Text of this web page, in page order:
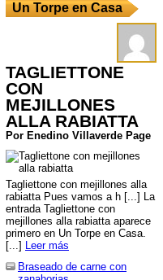
Un Torpe en Casa
TAGLIETTONE
CON
MEJILLONES
ALLA RABIATTA
Por Enedino Villaverde Page
Tagliettone con mejillones alla
rabiatta Pues vamos a h [...] La
entrada Tagliettone con
mejillones alla rabiatta aparece
primero en Un Torpe en Casa.
[...] Leer más
Braseado de carne con